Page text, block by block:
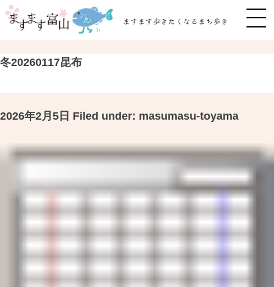
冬20260117昆布
2026年2月5日 Filed under: masumasu-toyama